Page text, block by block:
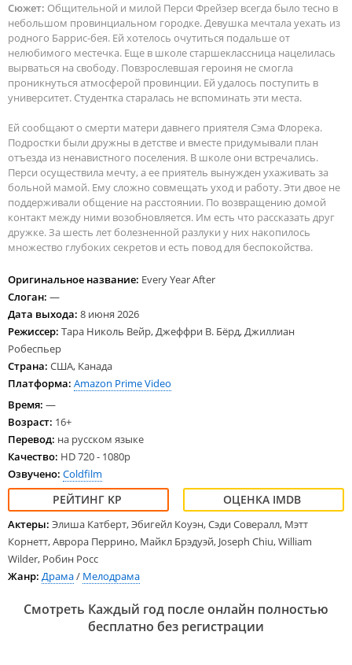
Сюжет: Общительной и милой Перси Фрейзер всегда было тесно в
небольшом провинциальном городке. Девушка мечтала уехать из
родного Баррис-бея. Ей хотелось очутиться подальше от
нелюбимого местечка. Еще в школе старшеклассница нацелилась
вырваться на свободу. Повзрослевшая героиня не смогла
проникнуться атмосферой провинции. Ей удалось поступить в
университет. Студентка старалась не вспоминать эти места.
Ей сообщают о смерти матери давнего приятеля Сэма Флорека.
Подростки были дружны в детстве и вместе придумывали план
отъезда из ненавистного поселения. В школе они встречались.
Перси осуществила мечту, а ее приятель вынужден ухаживать за
больной мамой. Ему сложно совмещать уход и работу. Эти двое не
поддерживали общение на расстоянии. По возвращению домой
контакт между ними возобновляется. Им есть что рассказать друг
дружке. За шесть лет болезненной разлуки у них накопилось
множество глубоких секретов и есть повод для беспокойства.
Оригинальное название: Every Year After
Слоган: —
Дата выхода: 8 июня 2026
Режиссер: Тара Николь Вейр, Джеффри В. Бёрд, Джиллиан
Робеспьер
Страна: США, Канада
Платформа: Amazon Prime Video
Время: —
Возраст: 16+
Перевод: на русском языке
Качество: HD 720 - 1080p
Озвучено: Coldfilm
Актеры: Элиша Катберт, Эбигейл Коуэн, Сэди Совералл, Мэтт
Корнетт, Аврора Перрино, Майкл Брэдуэй, Joseph Chiu, William
Wilder, Робин Росс
Жанр: Драма/ Мелодрама
Смотреть Каждый год после онлайн полностью
бесплатно без регистрации